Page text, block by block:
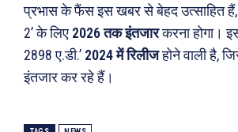
दुनिया
राजनीति
अपराध
मनोरंजन
आज का
शायरी
संस्मरण
प्रभास के फैंस इस खबर से बेहद उत्साहित
2’ के लिए 2026 तक इंतजारकरना होगा।
2898 ए.डी.’ 2024 में रिलीजहोने वाली है,
इंतजार कर रहे हैं।